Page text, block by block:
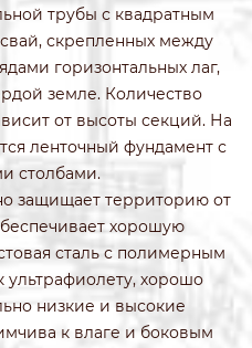
трубы с квадратным
скрепленных между
горизонтальных лаг,
земле. Количество
от высоты секций. На
ленточный фундамент с
столбами.
защищает территорию от
хорошую
сталь с полимерным
хорошо
низкие и высокие
к влаге и боковым